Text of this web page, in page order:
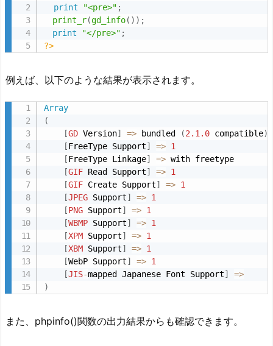
print
"<pre>" ;
print_r(gd_info( ) ) ;
print
"</pre>" ;
?>
例えば、以下のような結果が表示されます。
Array
(
[GD Version] => bundled (2.1 .0 compatible)
[FreeType Support] => 1
[FreeType Linkage] => with freetype
[GIF Read Support] => 1
[GIF Create Support] => 1
[JPEG Support] => 1
[PNG Support] => 1
[WBMP Support] => 1
[XPM Support] => 1
[XBM Support] => 1
[WebP Support] => 1
[JIS-mapped Japanese Font Support] =>
)
また、phpinfo()関数の出力結果からも確認できます。